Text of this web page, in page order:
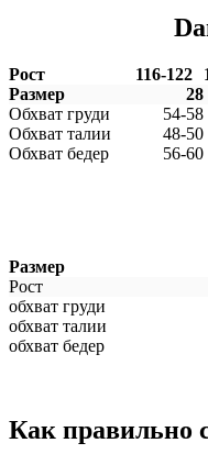
Рост 116-122
Размер
28
Обхват груди
54-58
Обхват талии
48-50
Обхват бедер
56-60
Размер
Рост
обхват груди
обхват талии
обхват бедер
Как правильно